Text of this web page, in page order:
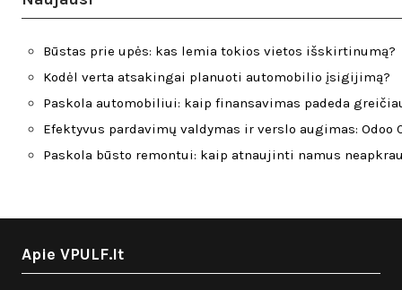
Būstas prie upės: kas lemia tokios vietos išskirtinumą?
Kodėl verta atsakingai planuoti automobilio įsigijimą?
Paskola automobiliui: kaip finansavimas padeda
Efektyvus pardavimų valdymas ir verslo augimas:
Paskola būsto remontui: kaip atnaujinti namus
Apie VPULF.lt